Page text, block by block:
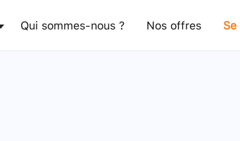
Qui sommes-nous ? Nos offres